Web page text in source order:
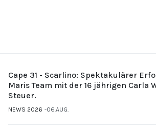
Cape 31 - Scarlino: Spektakulärer
Maris Team mit der 16 jährigen Carla
Steuer.
NEWS 2026 06.AUG.